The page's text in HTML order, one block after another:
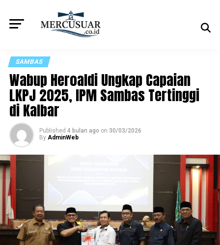
SAMBAS
Wabup Heroaldi Ungkap Capaian
LKPJ 2025, IPM Sambas Tertinggi
di Kalbar
Published 4 bulan ago on 30/03/2026
By AdminWeb